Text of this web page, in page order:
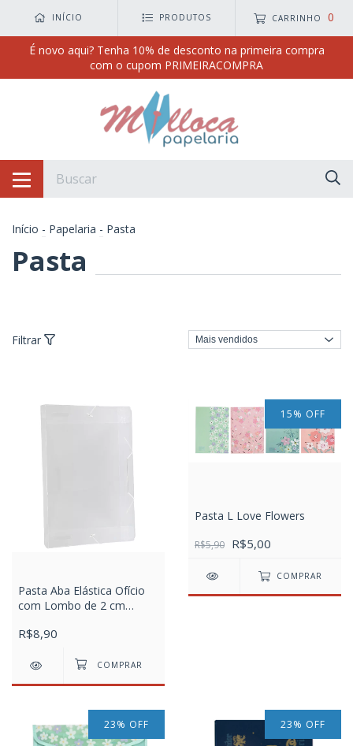
INÍCIO PRODUTOS CARRINHO 0
É novo aqui? Tenha 10% de desconto na primeira compra
com o cupom PRIMEIRACOMPRA
Início - Papelaria - Pasta
Pasta
Filtrar
Pasta Aba Elástica Ofício
com Lombo de 2 cm
R$8,90
15% OFF
Pasta L Love Flowers
R$5,90 R$5,00
COMPRAR
23% OFF 23% OFF